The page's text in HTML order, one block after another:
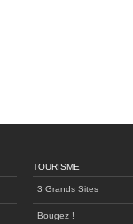
TOURISME
3 Grands Sites
Bougez !